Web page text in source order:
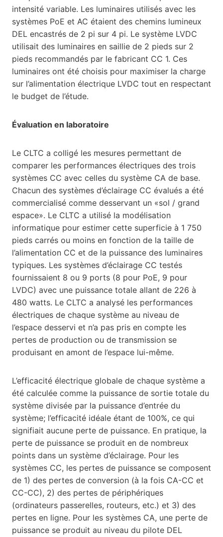
intensité variable. Les luminaires utilisés avec les
systèmes PoE et AC étaient des chemins lumineux
DEL encastrés de 2 pi sur 4 pi. Le système LVDC
utilisait des luminaires en saillie de 2 pieds sur 2
pieds recommandés par le fabricant CC 1. Ces
luminaires ont été choisis pour maximiser la charge
sur l’alimentation électrique LVDC tout en respectant
le budget de l’étude.
Évaluation en laboratoire
Le CLTC a colligé les mesures permettant de
comparer les performances électriques des trois
systèmes CC avec celles du système CA de base.
Chacun des systèmes d’éclairage CC évalués a été
commercialisé comme desservant un «sol / grand
espace». Le CLTC a utilisé la modélisation
informatique pour estimer cette superficie à 1 750
pieds carrés ou moins en fonction de la taille de
l’alimentation CC et de la puissance des luminaires
typiques. Les systèmes d’éclairage CC testés
fournissaient 8 ou 9 ports (8 pour PoE, 9 pour
LVDC) avec une puissance totale allant de 226 à
480 watts. Le CLTC a analysé les performances
électriques de chaque système au niveau de
l’espace desservi et n’a pas pris en compte les
pertes de production ou de transmission se
produisant en amont de l’espace lui-même.
L’efficacité électrique globale de chaque système a
été calculée comme la puissance de sortie totale du
système divisée par la puissance d’entrée du
système; l’efficacité idéale étant de 100%, ce qui
signifiait aucune perte de puissance. En pratique, la
perte de puissance se produit en de nombreux
points dans un système d’éclairage. Pour les
systèmes CC, les pertes de puissance se composent
de 1) des pertes de conversion (à la fois CA-CC et
CC-CC), 2) des pertes de périphériques
(ordinateurs passerelles, routeurs, etc.) et 3) des
pertes en ligne. Pour les systèmes CA, une perte de
puissance se produit au niveau du pilote DEL